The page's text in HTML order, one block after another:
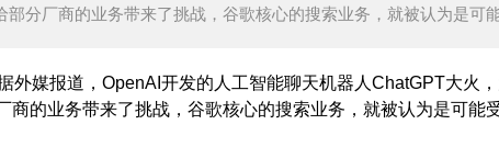
部分厂商的业务带来了挑战，谷歌核心的搜索业务，就被认为是可
媒报道，OpenAI开发的人工智能聊天机器人ChatGPT大火
商的业务带来了挑战，谷歌核心的搜索业务，就被认为是可能